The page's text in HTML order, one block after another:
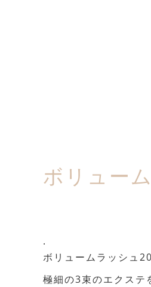
ボリュー
.
ボリュームラッシュ
極細の3束のエクステ